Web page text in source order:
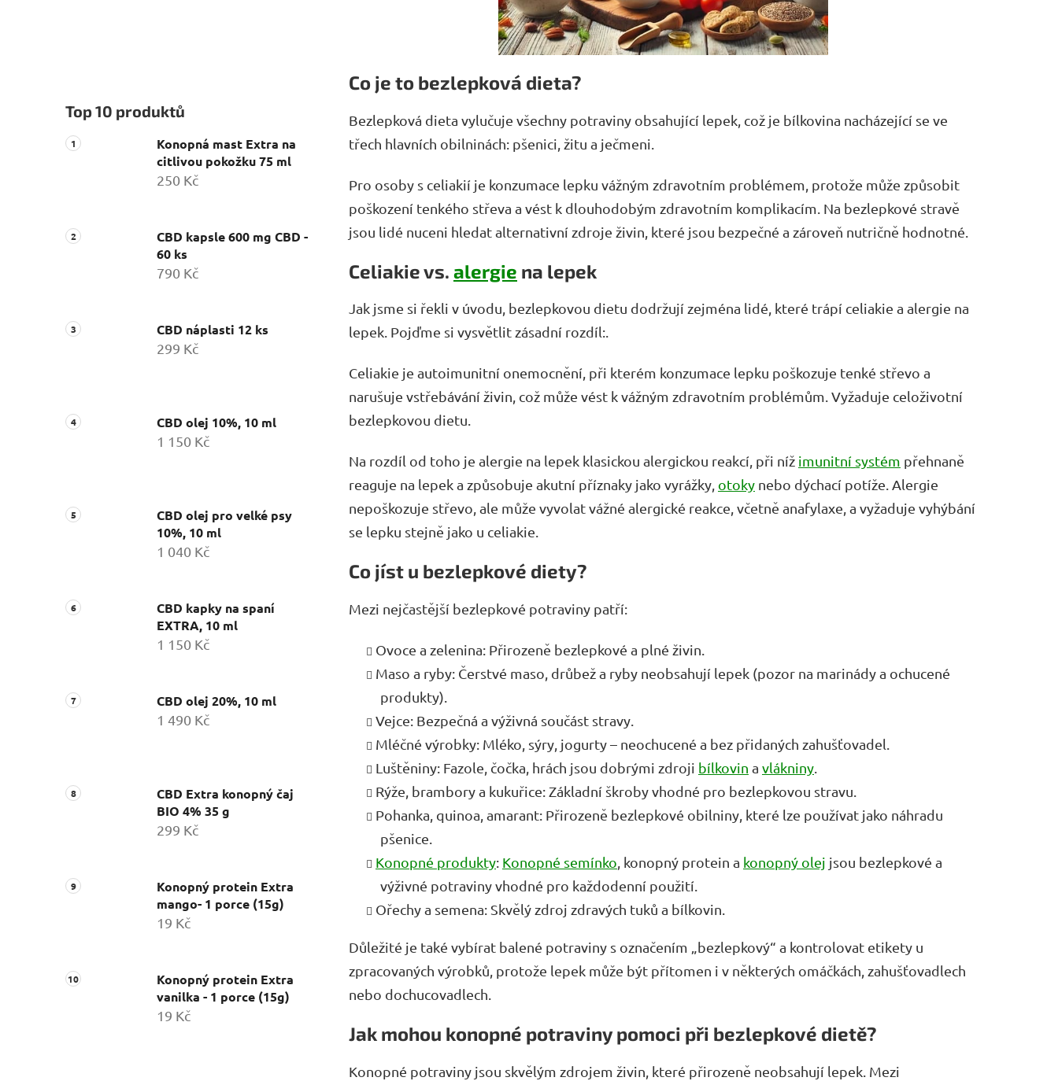
Top 10 produktů
Konopná mast Extra na
citlivou pokožku 75 ml
250 Kč
CBD kapsle 600 mg CBD -
60 ks
790 Kč
CBD náplasti 12 ks
299 Kč
CBD olej 10%, 10 ml
1 150 Kč
CBD olej pro velké psy
10%, 10 ml
1 040 Kč
CBD kapky na spaní
EXTRA, 10 ml
1 150 Kč
CBD olej 20%, 10 ml
1 490 Kč
CBD Extra konopný čaj
BIO 4% 35 g
299 Kč
Konopný protein Extra
mango- 1 porce (15g)
19 Kč
Konopný protein Extra
vanilka - 1 porce (15g)
19 Kč
Co je to bezlepková dieta?
Bezlepková dieta vylučuje všechny potraviny obsahující lepek, což je bílkovina nacházející se ve
třech hlavních obilninách: pšenici, žitu a ječmeni.
Pro osoby s celiakií je konzumace lepku vážným zdravotním problémem, protože může způsobit
poškození tenkého střeva a vést k dlouhodobým zdravotním komplikacím. Na bezlepkové stravě
jsou lidé nuceni hledat alternativní zdroje živin, které jsou bezpečné a zároveň nutričně hodnotné.
Celiakie vs. alergie na lepek
Jak jsme si řekli v úvodu, bezlepkovou dietu dodržují zejména lidé, které trápí celiakie a alergie na
lepek. Pojďme si vysvětlit zásadní rozdíl:.
Celiakie je autoimunitní onemocnění, při kterém konzumace lepku poškozuje tenké střevo a
narušuje vstřebávání živin, což může vést k vážným zdravotním problémům. Vyžaduje celoživotní
bezlepkovou dietu.
Na rozdíl od toho je alergie na lepek klasickou alergickou reakcí, při níž imunitní systém přehnaně
reaguje na lepek a způsobuje akutní příznaky jako vyrážky, otoky nebo dýchací potíže. Alergie
nepoškozuje střevo, ale může vyvolat vážné alergické reakce, včetně anafylaxe, a vyžaduje vyhýbání
se lepku stejně jako u celiakie.
Co jíst u bezlepkové diety?
Mezi nejčastější bezlepkové potraviny patří:
Ovoce a zelenina: Přirozeně bezlepkové a plné živin.
Maso a ryby: Čerstvé maso, drůbež a ryby neobsahují lepek (pozor na marinády a ochucené
produkty).
Vejce: Bezpečná a výživná součást stravy.
Mléčné výrobky: Mléko, sýry, jogurty – neochucené a bez přidaných zahušťovadel.
Luštěniny: Fazole, čočka, hrách jsou dobrými zdroji bílkovin a vlákniny.
Rýže, brambory a kukuřice: Základní škroby vhodné pro bezlepkovou stravu.
Pohanka, quinoa, amarant: Přirozeně bezlepkové obilniny, které lze používat jako náhradu
pšenice.
Konopné produkty: Konopné semínko, konopný protein a konopný olej jsou bezlepkové a
výživné potraviny vhodné pro každodenní použití.
Ořechy a semena: Skvělý zdroj zdravých tuků a bílkovin.
Důležité je také vybírat balené potraviny s označením „bezlepkový“ a kontrolovat etikety u
zpracovaných výrobků, protože lepek může být přítomen i v některých omáčkách, zahušťovadlech
nebo dochucovadlech.
Jak mohou konopné potraviny pomoci při bezlepkové dietě?
Konopné potraviny jsou skvělým zdrojem živin, které přirozeně neobsahují lepek. Mezi